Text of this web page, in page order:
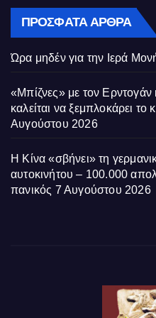
ΠΡΌΣΦΑΤΑ ΆΡΘΡΑ
Ώρα μηδέν για την Ιερά
«Μπίζνες» με τον
καλείται να ξεμπλοκάρει
Αυγούστου 2026
Η Κίνα «σβήνει» τη
αυτοκινήτου – 100.000
πανικός 7 Αυγούστου 2026